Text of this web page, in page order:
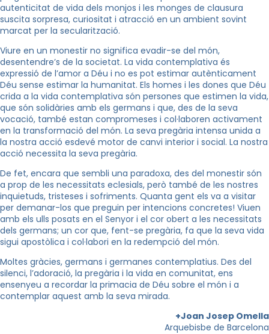
autenticitat de vida dels monjos i les monges de clausura
suscita sorpresa, curiositat i atracció en un ambient sovint
marcat per la secularització.
Viure en un monestir no significa evadir-se del món,
desentendre’s de la societat. La vida contemplativa és
expressió de l’amor a Déu i no es pot estimar autènticament
Déu sense estimar la humanitat. Els homes i les dones que Déu
crida a la vida contemplativa són persones que estimen la vida,
que són solidàries amb els germans i que, des de la seva
vocació, també estan compromeses i col·laboren activament
en la transformació del món. La seva pregària intensa unida a
la nostra acció esdevé motor de canvi interior i social. La nostra
acció necessita la seva pregària.
De fet, encara que sembli una paradoxa, des del monestir són
a prop de les necessitats eclesials, però també de les nostres
inquietuds, tristeses i sofriments. Quanta gent els va a visitar
per demanar-los que preguin per intencions concretes! Viuen
amb els ulls posats en el Senyor i el cor obert a les necessitats
dels germans; un cor que, fent-se pregària, fa que la seva vida
sigui apostòlica i col·labori en la redempció del món.
Moltes gràcies, germans i germanes contemplatius. Des del
silenci, l’adoració, la pregària i la vida en comunitat, ens
ensenyeu a recordar la primacia de Déu sobre el món i a
contemplar aquest amb la seva mirada.
+Joan Josep Omella
Arquebisbe de Barcelona